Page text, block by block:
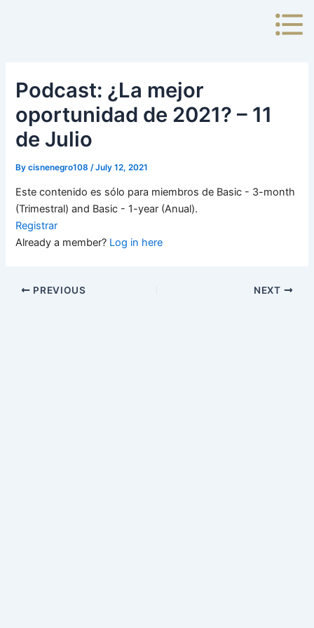
Podcast: ¿La mejor
oportunidad de 2021? – 11
de Julio
Bycisnenegro108 /July 12, 2021
Este contenido es sólo para miembros de Basic - 3-month
(Trimestral) and Basic - 1-year (Anual).
Registrar
Already a member? Log in here
PREVIOUS NEXT